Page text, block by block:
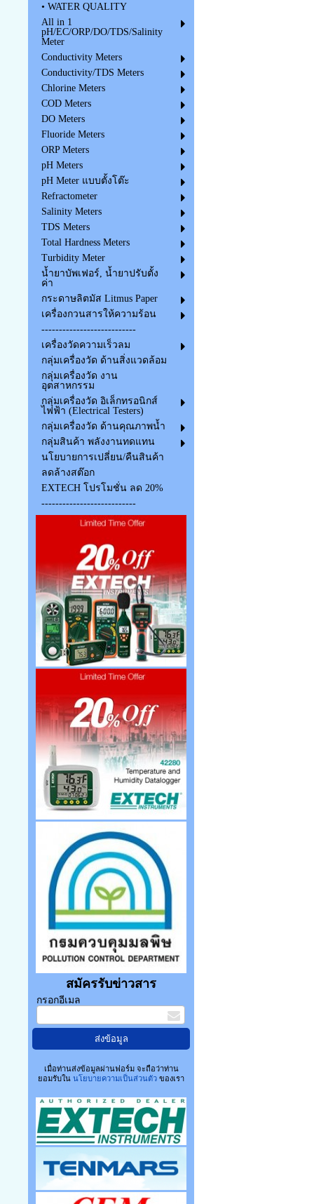
• WATER QUALITY
All in 1
pH/EC/ORP/DO/TDS/Salinity
Meter
Conductivity Meters
Conductivity/TDS Meters
Chlorine Meters
COD Meters
DO Meters
Fluoride Meters
ORP Meters
pH Meters
pH Meter แบบตั้งโต๊ะ
Refractometer
Salinity Meters
TDS Meters
Total Hardness Meters
Turbidity Meter
น้ำยาบัพเฟอร์, น้ำยาปรับตั้ง
ค่า
กระดาษลิตมัส Litmus Paper
เครื่องกวนสารให้ความร้อน
---------------------------
เครื่องวัดความเร็วลม
กลุ่มเครื่องวัด ด้านสิ่งแวดล้อม
กลุ่มเครื่องวัด งาน
อุตสาหกรรม
กลุ่มเครื่องวัด อิเล็กทรอนิกส์
ไฟฟ้า (Electrical Testers)
กลุ่มเครื่องวัด ด้านคุณภาพน้ำ
กลุ่มสินค้า พลังงานทดแทน
นโยบายการเปลี่ยน/คืนสินค้า
ลดล้างสต๊อก
EXTECH โปรโมชั่น ลด 20%
---------------------------
สมัครรับข่าวสาร
กรอกอีเมล
เมื่อท่านส่งข้อมูลผ่านฟอร์ม จะถือว่าท่าน
ยอมรับใน นโยบายความเป็นส่วนตัวของเรา